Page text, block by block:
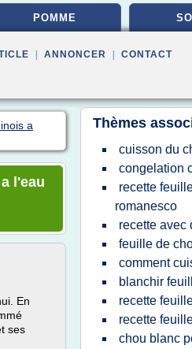
POMME
ANNONCER CONTACT
a
l'eau
En
ses
Thèmes
cuisson du
congelation
recette
romanesco
recette avec
feuille de
comment
blanchir
recette
recette
chou blanc